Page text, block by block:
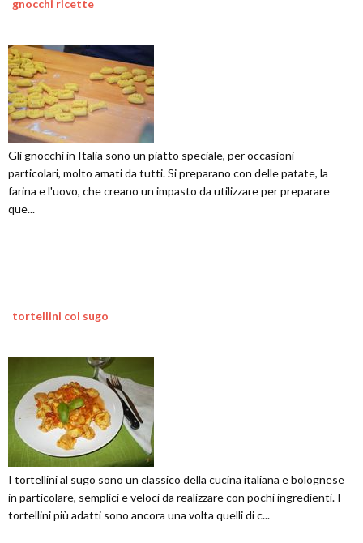
gnocchi ricette
Gli gnocchi in Italia sono un piatto speciale, per occasioni
particolari, molto amati da tutti. Si preparano con delle patate, la
farina e l'uovo, che creano un impasto da utilizzare per preparare
que...
tortellini col sugo
I tortellini al sugo sono un classico della cucina italiana e bolognese
in particolare, semplici e veloci da realizzare con pochi ingredienti. I
tortellini più adatti sono ancora una volta quelli di c...